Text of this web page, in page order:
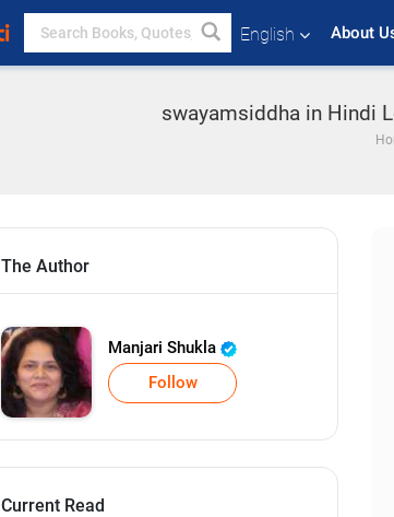
English About
swayamsiddha in Hindi
The Author
Manjari Shukla
Follow
Current Read